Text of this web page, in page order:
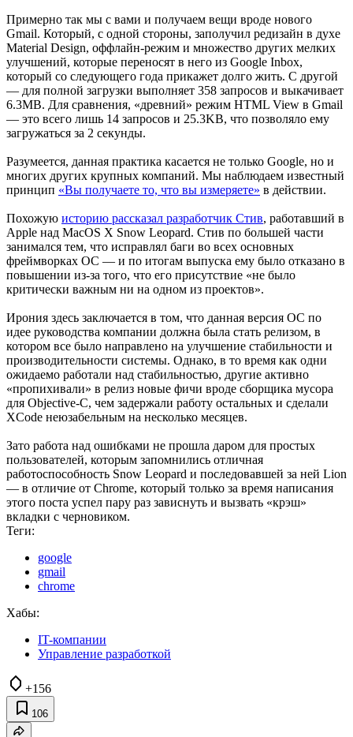
Примерно так мы с вами и получаем вещи вроде нового
Gmail. Который, с одной стороны, заполучил редизайн в духе
Material Design, оффлайн-режим и множество других мелких
улучшений, которые переносят в него из Google Inbox,
который со следующего года прикажет долго жить. С другой
— для полной загрузки выполняет 358 запросов и выкачивает
6.3MB. Для сравнения, «древний» режим HTML View в Gmail
— это всего лишь 14 запросов и 25.3KB, что позволяло ему
загружаться за 2 секунды.
Разумеется, данная практика касается не только Google, но и
многих других крупных компаний. Мы наблюдаем известный
принцип «Вы получаете то, что вы измеряете» в действии.
Похожую историю рассказал разработчик Стив, работавший в
Apple над MacOS X Snow Leopard. Стив по большей части
занимался тем, что исправлял баги во всех основных
фреймворках ОС — и по итогам выпуска ему было отказано в
повышении из-за того, что его присутствие «не было
критически важным ни на одном из проектов».
Ирония здесь заключается в том, что данная версия ОС по
идее руководства компании должна была стать релизом, в
котором все было направлено на улучшение стабильности и
производительности системы. Однако, в то время как одни
ожидаемо работали над стабильностью, другие активно
«пропихивали» в релиз новые фичи вроде сборщика мусора
для Objective-C, чем задержали работу остальных и сделали
XCode неюзабельным на несколько месяцев.
Зато работа над ошибками не прошла даром для простых
пользователей, которым запомнились отличная
работоспособность Snow Leopard и последовавшей за ней Lion
— в отличие от Chrome, который только за время написания
этого поста успел пару раз зависнуть и вызвать «крэш»
вкладки с черновиком.
Теги:
google
gmail
chrome
Хабы:
IT-компании
Управление разработкой
+156
106